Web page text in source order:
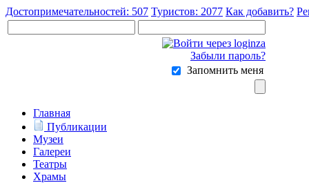
Достопримечательностей: 507 Туристов: 2077 Как добавить?
Забыли пароль?
Запомнить меня
Главная
Публикации
Музеи
Галереи
Театры
Храмы